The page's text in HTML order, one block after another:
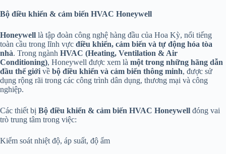
Bộ điều khiển & cảm biến HVAC Honeywell
Honeywell là tập đoàn công nghệ hàng đầu của Hoa Kỳ, nổi tiếng
toàn cầu trong lĩnh vực điều khiển, cảm biến và tự động hóa tòa
nhà. Trong ngành HVAC (Heating, Ventilation & Air
Conditioning), Honeywell được xem là một trong những hãng dẫn
đầu thế giới về bộ điều khiển và cảm biến thông minh, được sử
dụng rộng rãi trong các công trình dân dụng, thương mại và công
nghiệp.
Các thiết bị Bộ điều khiển & cảm biến HVAC Honeywell đóng vai
trò trung tâm trong việc:
Kiểm soát nhiệt độ, áp suất, độ ẩm